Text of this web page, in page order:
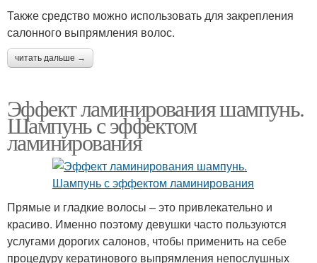
Также средство можно использовать для закрепления
салонного выпрямления волос.
читать дальше →
Эффект ламинирования шампунь.
Шампунь с эффектом
ламинирования
Прямые и гладкие волосы – это привлекательно и
красиво. Именно поэтому девушки часто пользуются
услугами дорогих салонов, чтобы применить на себе
процедуру кератинового выпрямления непослушных